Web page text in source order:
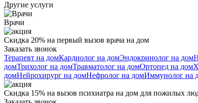
Другие услуги
Врачи
Скидка 20% на первый вызов врача на дом
Заказать звонок
Терапевт на домКардиолог на домЭндокринолог на дом
домТрихолог на домТравматолог на домОртопед на дом
домНейрохирург на домНефролог на домИммунолог на
Скидка 15% на вызов психиатра на дом для пожилых